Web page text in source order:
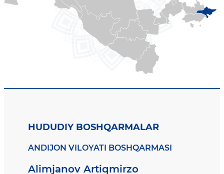
HUDUDIY BOSHQARMALAR
ANDIJON VILOYATI BOSHQARMASI
Alimjanov Artiqmirzo